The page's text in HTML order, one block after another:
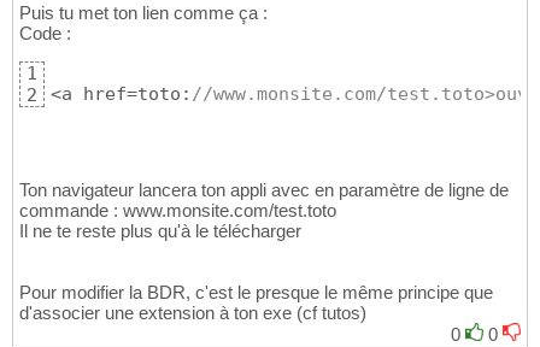
14
15
[
Puis tu met ton lien comme ça :
Code :
1
2
<a href=toto: //www.monsite.com/
Ton navigateur lancera ton appli avec en paramètre de ligne de
commande : www.monsite.com/test.toto
Il ne te reste plus qu'à le télécharger
Pour modifier la BDR, c'est le presque le même principe que
d'associer une extension à ton exe (cf tutos)
0
0